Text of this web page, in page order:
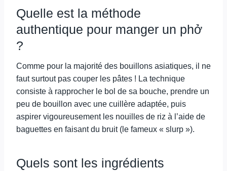
Quelle est la méthode
authentique pour manger un phở
?
Comme pour la majorité des bouillons asiatiques, il ne
faut surtout pas couper les pâtes ! La technique
consiste à rapprocher le bol de sa bouche, prendre un
peu de bouillon avec une cuillère adaptée, puis
aspirer vigoureusement les nouilles de riz à l’aide de
baguettes en faisant du bruit (le fameux « slurp »).
Quels sont les ingrédients